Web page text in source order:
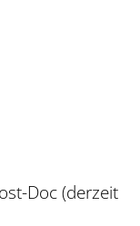
Doc (derzeit